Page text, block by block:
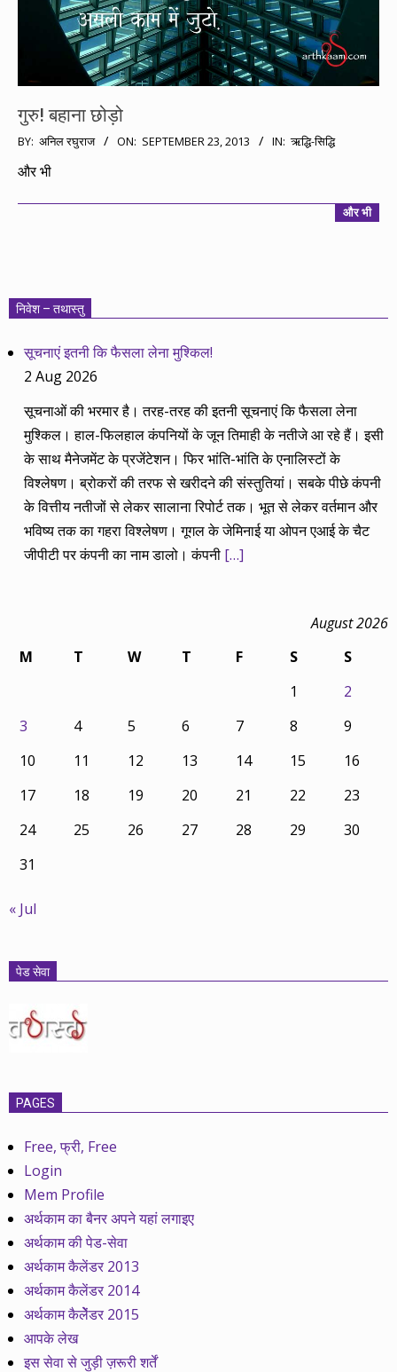
गुरु! बहाना छोड़ो
2013-
09-
BY: अनिल रघुराज ON: SEPTEMBER 23, 2013 IN: ऋद्धि-सिद्धि
और भी
और भी
निवेश – तथास्तु
सूचनाएं इतनी कि फैसला लेना मुश्किल!
2 Aug 2026
सूचनाओं की भरमार है। तरह-तरह की इतनी सूचनाएं कि फैसला लेना
मुश्किल। हाल-फिलहाल कंपनियों के जून तिमाही के नतीजे आ रहे हैं। इसी
के साथ मैनेजमेंट के प्रजेंटेशन। फिर भांति-भांति के एनालिस्टों के
विश्लेषण। ब्रोकरों की तरफ से खरीदने की संस्तुतियां। सबके पीछे कंपनी
के वित्तीय नतीजों से लेकर सालाना रिपोर्ट तक। भूत से लेकर वर्तमान और
भविष्य तक का गहरा विश्लेषण। गूगल के जेमिनाई या ओपन एआई के चैट
जीपीटी पर कंपनी का नाम डालो। कंपनी […]
August 2026
M
T W T F S
S
1
2
3
4 5 6 7 8
9
10
11 12 13 14 15
16
17
18 19 20 21 22
23
24
25 26 27 28 29
30
31
« Jul
पेड सेवा
PAGES
Free, फ्री, Free
Login
Mem Profile
अर्थकाम का बैनर अपने यहां लगाइए
अर्थकाम की पेड-सेवा
अर्थकाम कैलेंडर 2013
अर्थकाम कैलेंडर 2014
अर्थकाम कैलेेंडर 2015
आपके लेख
इस सेवा से जुड़ी ज़रूरी शर्तें